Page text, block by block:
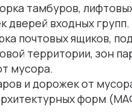
тамбуров,
дверей входных групп.
почтовых ящиков,
территории, зон
мусора.
и дорожек от
форм